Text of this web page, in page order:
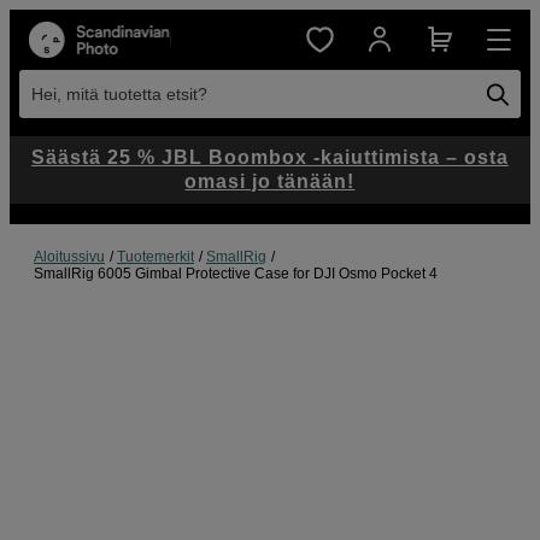
Hei, mitä tuotetta etsit?
Aloitussivu Tuotemerkit
SmallRig
SmallRig 6005 Gimbal Protective Case for DJI Osmo Pocket 4
Säästä 25 % JBL Boombox -kaiuttimista – osta
omasi jo tänään!